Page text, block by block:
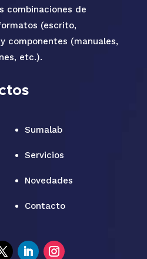
combinaciones de
(escrito,
componentes (manuales,
etc.).
Sumalab
Servicios
Novedades
Contacto